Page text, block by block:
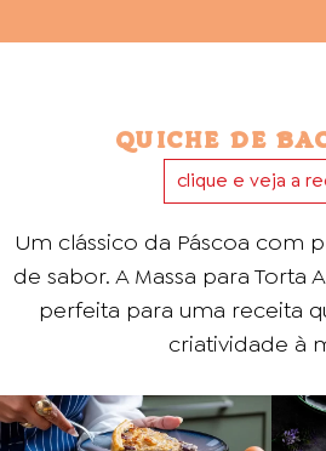
QUICHE DE
clique e veja a
Um clássico da Páscoa com
de sabor. A Massa para Torta
perfeita para uma receita
criatividade à